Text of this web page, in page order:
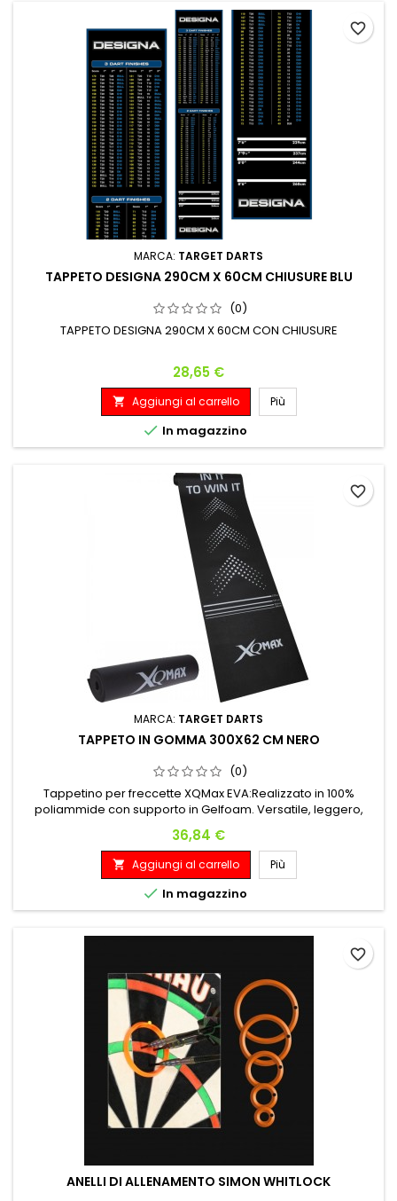
MARCA: TARGET DARTS
TAPPETO DESIGNA 290CM X 60CM CHIUSURE BLU
(0)
TAPPETO DESIGNA 290CM X 60CM CON CHIUSURE
Prezzo
28,65 €
 Aggiungi al carrello Più
 In magazzino
favorite_border
MARCA: TARGET DARTS
TAPPETO IN GOMMA 300X62 CM NERO
(0)
Tappetino per freccette XQMax EVA:Realizzato in 100%
poliammide con supporto in Gelfoam. Versatile, leggero,
Prezzo
36,84 €
 Aggiungi al carrello Più
 In magazzino
favorite_border
ANELLI DI ALLENAMENTO SIMON WHITLOCK
favorite_border